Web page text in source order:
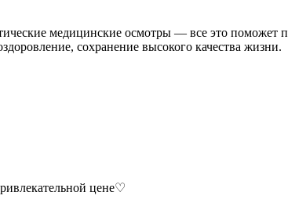
медицинские осмотры — все это поможет
сохранение высокого качества жизни.
цене♡